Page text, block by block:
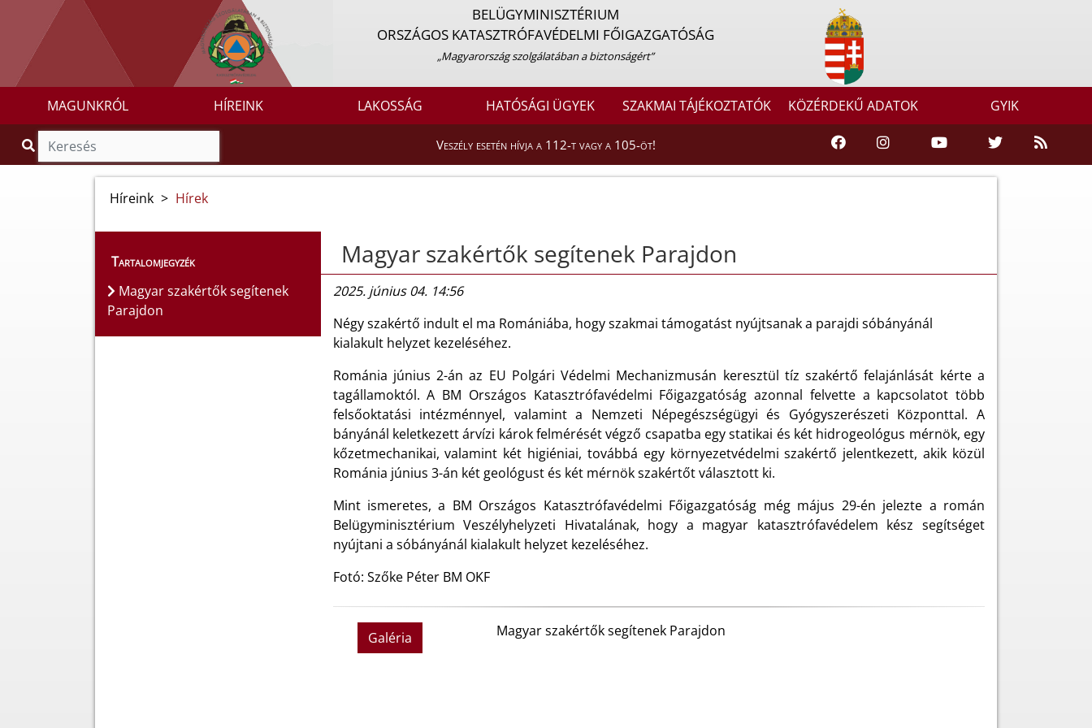
BELÜGYMINISZTÉRIUM
ORSZÁGOS KATASZTRÓFAVÉDELMI FŐIGAZGATÓSÁG
„Magyarország szolgálatában a biztonságért”
MAGUNKRÓL HÍREINK LAKOSSÁG HATÓSÁGI ÜGYEK SZAKMAI TÁJÉKOZTATÓK KÖZÉRDEKŰ ADATOK GYIK
Veszély esetén hívja a 112-t vagy a 105-öt!
Híreink > Hírek
Tartalomjegyzék
Magyar szakértők segítenek
Parajdon
Magyar szakértők segítenek Parajdon
2025. június 04. 14:56
Négy szakértő indult el ma Romániába, hogy szakmai támogatást nyújtsanak a parajdi sóbányánál
kialakult helyzet kezeléséhez.
Románia június 2-án az EU Polgári Védelmi Mechanizmusán keresztül tíz szakértő felajánlását kérte a
tagállamoktól. A BM Országos Katasztrófavédelmi Főigazgatóság azonnal felvette a kapcsolatot több
felsőoktatási intézménnyel, valamint a Nemzeti Népegészségügyi és Gyógyszerészeti Központtal. A
bányánál keletkezett árvízi károk felmérését végző csapatba egy statikai és két hidrogeológus mérnök, egy
kőzetmechanikai, valamint két higiéniai, továbbá egy környezetvédelmi szakértő jelentkezett, akik közül
Románia június 3-án két geológust és két mérnök szakértőt választott ki.
Mint ismeretes, a BM Országos Katasztrófavédelmi Főigazgatóság még május 29-én jelezte a román
Belügyminisztérium Veszélyhelyzeti Hivatalának, hogy a magyar katasztrófavédelem kész segítséget
nyújtani a sóbányánál kialakult helyzet kezeléséhez.
Fotó: Szőke Péter BM OKF
Galéria Magyar szakértők segítenek Parajdon